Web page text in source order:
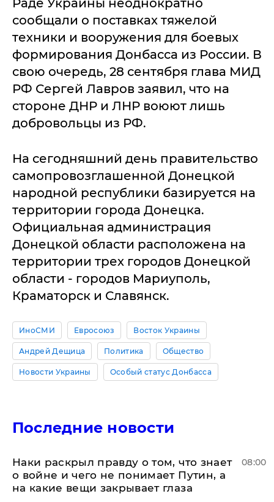
Раде Украины неоднократно
сообщали о поставках тяжелой
техники и вооружения для боевых
формирования Донбасса из России. В
свою очередь, 28 сентября глава МИД
РФ Сергей Лавров заявил, что на
стороне ДНР и ЛНР воюют лишь
добровольцы из РФ.
На сегодняшний день правительство
самопровозглашенной Донецкой
народной республики базируется на
территории города Донецка.
Официальная администрация
Донецкой области расположена на
территории трех городов Донецкой
области - городов Мариуполь,
Краматорск и Славянск.
ИноСМИ Евросоюз Восток Украины
Андрей Дещица Политика Общество
Новости Украины Особый статус Донбасса
Последние новости
Наки раскрыл правду о том, что знает
о войне и чего не понимает Путин, а
на какие вещи закрывает глаза
08:00